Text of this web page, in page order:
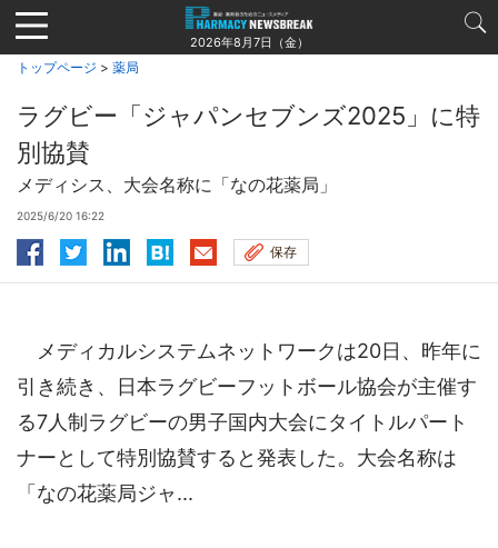
Jump
to
navigation
2026年8月7日（金）
トップページ > 薬局
ラグビー「ジャパンセブンズ2025」に特
別協賛
メディシス、大会名称に「なの花薬局」
2025/6/20 16:22
保存
メディカルシステムネットワークは20日、昨年に
引き続き、日本ラグビーフットボール協会が主催す
る7人制ラグビーの男子国内大会にタイトルパート
ナーとして特別協賛すると発表した。大会名称は
「なの花薬局ジャ...